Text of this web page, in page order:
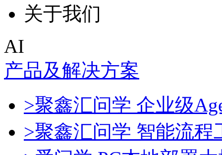
关于我们
AI
产品及解决方案
>聚鑫汇问学 企业级
>聚鑫汇问学 智能流程